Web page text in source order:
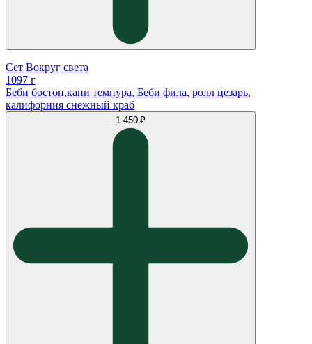
Сет Вокруг света
1097 г
Беби бостон,кани темпура, Беби фила, ролл цезарь,
калифорния снежный краб
1 450 ₽